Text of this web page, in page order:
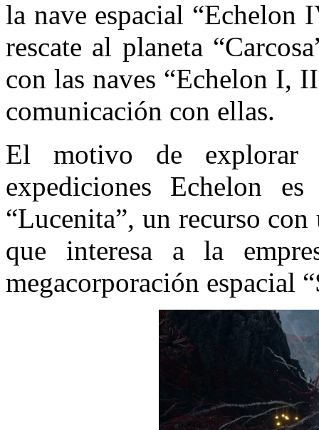
la nave espacial “Echelon
rescate al planeta
con las naves “Echelon I,
comunicación con ellas.
El motivo de explorar
expediciones Echelon
“Lucenita”, un recurso
que interesa a la
megacorporación espacial